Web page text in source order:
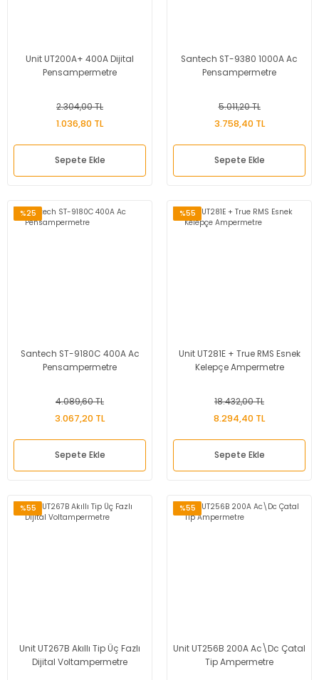
Unit UT200A+ 400A Dijital
Pensampermetre
2.304,00 TL
1.036,80 TL
Sepete Ekle
Santech ST-9380 1000A Ac
Pensampermetre
5.011,20 TL
3.758,40 TL
Sepete Ekle
%25
Santech ST-9180C 400A Ac
Pensampermetre
4.089,60 TL
3.067,20 TL
Sepete Ekle
%55
Unit UT281E + True RMS Esnek
Kelepçe Ampermetre
18.432,00 TL
8.294,40 TL
Sepete Ekle
%55
Unit UT267B Akıllı Tip Üç Fazlı
Dijital Voltampermetre
%55
Unit UT256B 200A Ac\Dc Çatal
Tip Ampermetre